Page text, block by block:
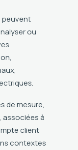
peuvent
ou
de mesure,
associées à
client
contextes